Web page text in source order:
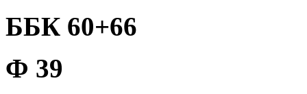
ББК 60+66
Ф 39